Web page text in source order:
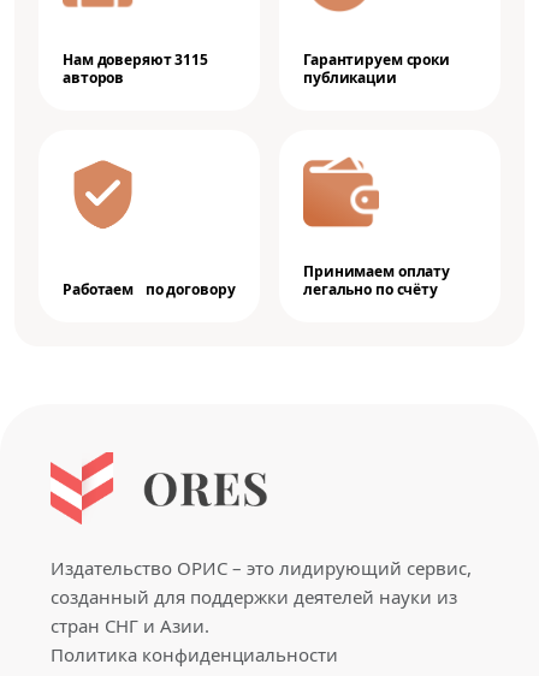
Нам доверяют 3115
авторов
Гарантируем сроки
публикации
Работаем по договору
Принимаем оплату
легально по счёту
Издательство ОРИС – это лидирующий сервис,
созданный для поддержки деятелей науки из
стран СНГ и Азии.
Политика конфиденциальности